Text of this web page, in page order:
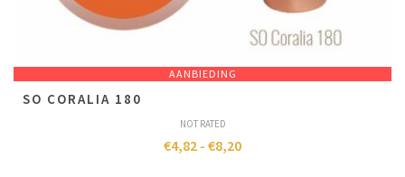
AANBIEDING
SO CORALIA 180
NOT RATED
€4,82 - €8,20